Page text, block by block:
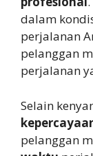
dalam
perjalanan
pelanggan
perjalanan
Selain
pelanggan